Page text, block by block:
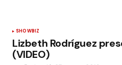
SHOWBIZ
Lizbeth Rodríguez
(VIDEO)